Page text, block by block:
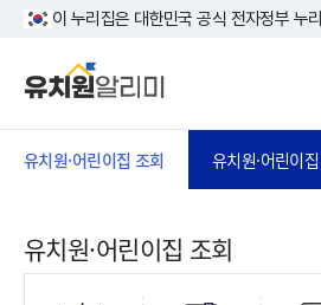
본문 바로가기
이 누리집은 대한민국 공식 전자정부 누
유치원·어린이집 조회 유치원·어린이
유치원·어린이집 조회